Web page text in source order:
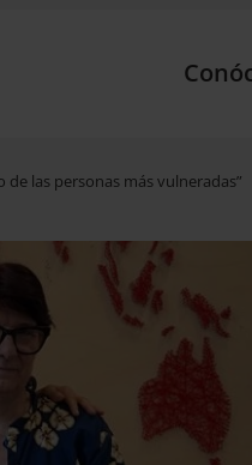
de las personas más vulneradas”